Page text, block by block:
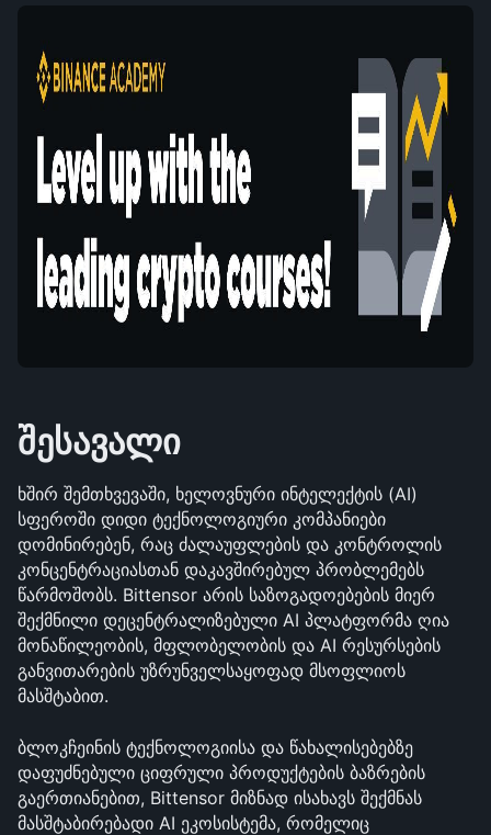
შესავალი
ხშირ შემთხვევაში, ხელოვნური ინტელექტის (AI)
სფეროში დიდი ტექნოლოგიური კომპანიები
დომინირებენ, რაც ძალაუფლების და კონტროლის
კონცენტრაციასთან დაკავშირებულ პრობლემებს
წარმოშობს. Bittensor არის საზოგადოებების მიერ
შექმნილი დეცენტრალიზებული AI პლატფორმა ღია
მონაწილეობის, მფლობელობის და AI რესურსების
განვითარების უზრუნველსაყოფად მსოფლიოს
მასშტაბით.
ბლოკჩეინის ტექნოლოგიისა და წახალისებებზე
დაფუძნებული ციფრული პროდუქტების ბაზრების
გაერთიანებით, Bittensor მიზნად ისახავს შექმნას
მასშტაბირებადი AI ეკოსისტემა, რომელიც